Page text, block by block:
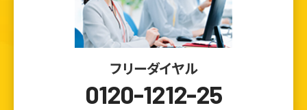
フリーダイヤル
0120-1212-25